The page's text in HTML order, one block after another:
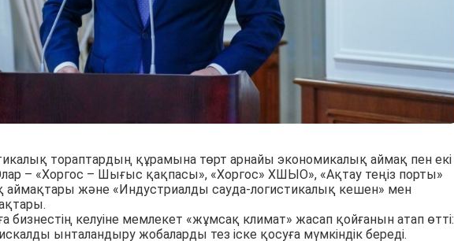
тораптардың құрамына төрт арнайы экономикалық аймақ пен екі
– «Хоргос – Шығыс қақпасы», «Хоргос» ХШЫО», «Ақтау теңіз порты»
аймақтары және «Индустриалды сауда-логистикалық кешен» мен
бизнестің келуіне мемлекет «жұмсақ климат» жасап қойғанын атап өтті:
ынталандыру жобаларды тез іске қосуға мүмкіндік береді.